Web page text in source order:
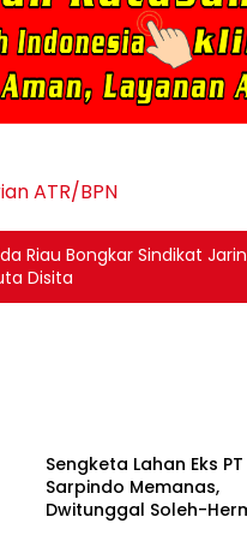
ATR/BPN
Riau Bongkar Sindikat
Disita
Sengketa Lahan Eks PT
Sarpindo Memanas,
Dwitunggal Soleh-
Berita